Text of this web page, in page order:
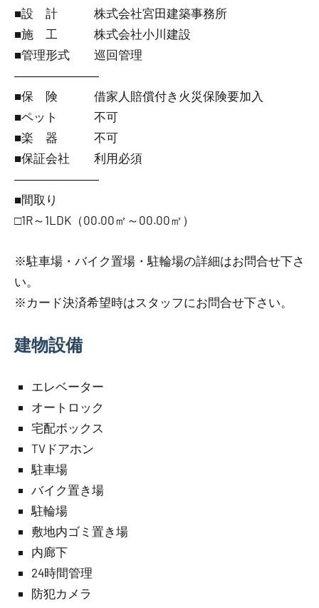
■設 計 株式会社宮田建築事務所
■施 工 株式会社小川建設
■管理形式 巡回管理
―――――――
■保 険 借家人賠償付き火災保険要加入
■ペット 不可
■楽 器 不可
■保証会社 利用必須
―――――――
■間取り
□1R～1LDK（00.00㎡～00.00㎡）
※駐車場・バイク置場・駐輪場の詳細はお問合せ下さ
い。
※カード決済希望時はスタッフにお問合せ下さい。
建物設備
エレベーター
オートロック
宅配ボックス
TVドアホン
駐車場
バイク置き場
駐輪場
敷地内ゴミ置き場
内廊下
24時間管理
防犯カメラ